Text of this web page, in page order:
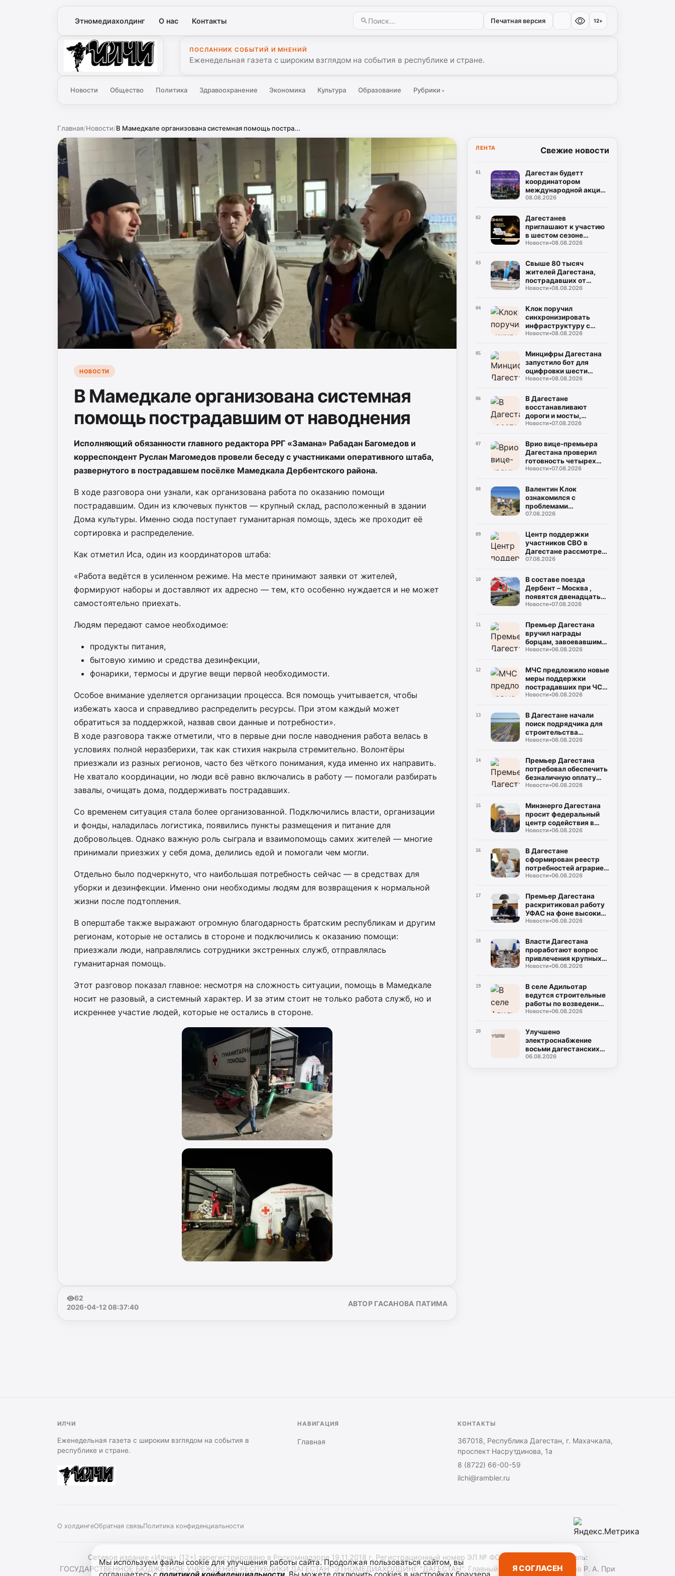
Этномедиахолдинг О нас Контакты Печатная версия 12+
Илчи
ПОСЛАННИК СОБЫТИЙ И МНЕНИЙ
Еженедельная газета с широким взглядом на события в республике и стране.
Новости Общество Политика Здравоохранение Экономика Культура Образование Рубрики ▾
Главная/Новости/В Мамедкале организована системная помощь постра...
НОВОСТИ
В Мамедкале организована системная
помощь пострадавшим от наводнения
Исполняющий обязанности главного редактора РРГ «Замана» Рабадан Багомедов и
корреспондент Руслан Магомедов провели беседу с участниками оперативного штаба,
развернутого в пострадавшем посёлке Мамедкала Дербентского района.
В ходе разговора они узнали, как организована работа по оказанию помощи
пострадавшим. Один из ключевых пунктов — крупный склад, расположенный в здании
Дома культуры. Именно сюда поступает гуманитарная помощь, здесь же проходит её
сортировка и распределение.
Как отметил Иса, один из координаторов штаба:
«Работа ведётся в усиленном режиме. На месте принимают заявки от жителей,
формируют наборы и доставляют их адресно — тем, кто особенно нуждается и не может
самостоятельно приехать.
Людям передают самое необходимое:
продукты питания,
бытовую химию и средства дезинфекции,
фонарики, термосы и другие вещи первой необходимости.
Особое внимание уделяется организации процесса. Вся помощь учитывается, чтобы
избежать хаоса и справедливо распределить ресурсы. При этом каждый может
обратиться за поддержкой, назвав свои данные и потребности».
В ходе разговора также отметили, что в первые дни после наводнения работа велась в
условиях полной неразберихи, так как стихия накрыла стремительно. Волонтёры
приезжали из разных регионов, часто без чёткого понимания, куда именно их направить.
Не хватало координации, но люди всё равно включались в работу — помогали разбирать
завалы, очищать дома, поддерживать пострадавших.
Со временем ситуация стала более организованной. Подключились власти, организации
и фонды, наладилась логистика, появились пункты размещения и питание для
добровольцев. Однако важную роль сыграла и взаимопомощь самих жителей — многие
принимали приезжих у себя дома, делились едой и помогали чем могли.
Отдельно было подчеркнуто, что наибольшая потребность сейчас — в средствах для
уборки и дезинфекции. Именно они необходимы людям для возвращения к нормальной
жизни после подтопления.
В оперштабе также выражают огромную благодарность братским республикам и другим
регионам, которые не остались в стороне и подключились к оказанию помощи:
приезжали люди, направлялись сотрудники экстренных служб, отправлялась
гуманитарная помощь.
Этот разговор показал главное: несмотря на сложность ситуации, помощь в Мамедкале
носит не разовый, а системный характер. И за этим стоит не только работа служб, но и
искреннее участие людей, которые не остались в стороне.
62
2026-04-12 08:37:40
АВТОР ГАСАНОВА ПАТИМА
ЛЕНТА Свежие новости
01
Дагестан будетт
координатором
международной акции
«Чистый Каспий –
ответственность»
08.08.2026
02
Дагестанев
приглашают к участию
в шестом сезоне
просветительской
Премия»
Новости•08.08.2026
03
Свыше 80 тысяч
жителей Дагестана,
пострадавших от
чрезвычайных
финансовую помощь
Новости•08.08.2026
04
Клок поручил
синхронизировать
инфраструктуру с
жильем в проекте
230 млрд рублей
Новости•08.08.2026
05
Минцифры Дагестана
запустило бот для
оцифровки шести
национальных языков
Новости•08.08.2026
06
В Дагестане
восстанавливают
дороги и мосты,
поврежденные ливнями
Новости•07.08.2026
07
Врио вице-премьера
Дагестана проверил
готовность четырех
школ к 1 сентября
Новости•07.08.2026
08
Валентин Клок
ознакомился с
проблемами
водоснабжения
Буйнакского района
07.08.2026
09
Центр поддержки
участников СВО в
Дагестане рассмотрел
около тысячи запросов
07.08.2026
10
В составе поезда
Дербент – Москва ,
появятся двенадцать
новых плацкартных
Новости•07.08.2026
11
Премьер Дагестана
вручил награды
борцам, завоевавшим
20 медалей на
Новости•06.08.2026
12
МЧС предложило новые
меры поддержки
пострадавших при ЧС:
кредитные каникулы и
Новости•06.08.2026
13
В Дагестане начали
поиск подрядчика для
строительства
северного обхода
Новости•06.08.2026
14
Премьер Дагестана
потребовал обеспечить
безналичную оплату
проезда во всем
транспорте
Новости•06.08.2026
15
Минэнерго Дагестана
просит федеральный
центр содействия в
поставках оплаченного
Новости•06.08.2026
16
В Дагестане
сформирован реестр
потребностей аграриев
в ГСМ на период
Новости•06.08.2026
17
Премьер Дагестана
раскритиковал работу
УФАС на фоне высоких
цен на топливо
Новости•06.08.2026
18
Власти Дагестана
проработают вопрос
привлечения крупных
нефтяных компаний на
Новости•06.08.2026
19
В селе Адильотар
ведутся строительные
работы по возведению
новой школы и
футбола
Новости•06.08.2026
20
Улучшено
электроснабжение
восьми дагестанских
населенных пунктов
06.08.2026
ИЛЧИ
Еженедельная газета с широким взглядом на события в
республике и стране.
НАВИГАЦИЯ
Главная
КОНТАКТЫ
367018, Республика Дагестан, г. Махачкала,
проспект Насрутдинова, 1а
8 (8722) 66-00-59
ilchi@rambler.ru
О холдингеОбратная связьПолитика конфиденциальности
Сетевое издание «Илчи» (12+) зарегистрировано в Роскомнадзоре 19.11.2018 г. Регистрационный номер ЭЛ № ФС 77 — 74277. Учредитель:
ГОСУДАРСТВЕННОЕ БЮДЖЕТНОЕ УЧРЕЖДЕНИЕ РЕСПУБЛИКИ ДАГЕСТАН "ЭТНОМЕДИАХОЛДИНГ "ДАГЕСТАН". Главный редактор — Кардашов Р. А. При
Мы используем файлы cookie для улучшения работы сайта. Продолжая пользоваться сайтом, вы
соглашаетесь сполитикой конфиденциальности. Вы можете отключить cookies в настройках браузера.
Я СОГЛАСЕН